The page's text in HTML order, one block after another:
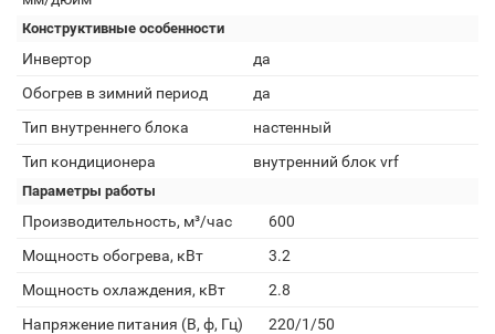
Конструктивные особенности
Инвертор
да
Обогрев в зимний период
да
Тип внутреннего блока
настенный
Тип кондиционера
внутренний блок vrf
Параметры работы
Производительность, м³/час
600
Мощность обогрева, кВт
3.2
Мощность охлаждения, кВт
2.8
Напряжение питания (В, ф, Гц)
220/1/50